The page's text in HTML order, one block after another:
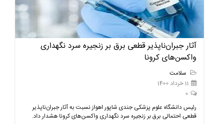
آثار جبران‌ناپذیر قطعی برق بر زنجیره سرد نگهداری
واکسن‌های کرونا
سلامت
11 خرداد 1400
0
رئیس دانشگاه علوم پزشکی جندی شاپور اهواز نسبت به آثار جبران‌ناپذیر
قطعی احتمالی برق بر زنجیره سرد نگهداری واکسن‌های کرونا هشدار داد.